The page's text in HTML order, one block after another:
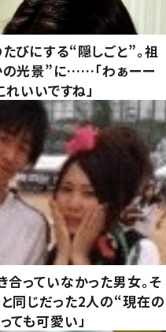
びにする“隠しごと”。祖
光景”に……「わぁーー
れいいですね」
合っていなかった男女。そ
同じだった2人の“現在の
も可愛い」